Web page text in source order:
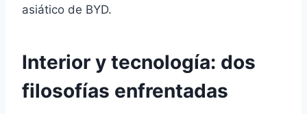
asiático de BYD.
Interior y tecnología: dos
filosofías enfrentadas